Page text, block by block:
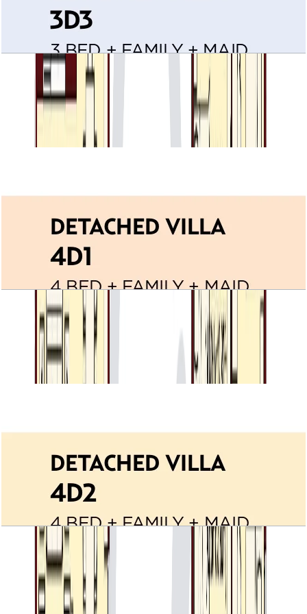
Villa Lantana, Detached Villa 3D3,
3BR+Family+Maid, 3023 SQFT
Villa Lantana, Detached Villa 4D1,
4BR+Family+Maid, 4151 SQFT
باز کردن چیدمان
Villa Lantana, Detached Villa 4D2,
4BR+Family+Maid, 4107 SQFT
باز کردن چیدمان